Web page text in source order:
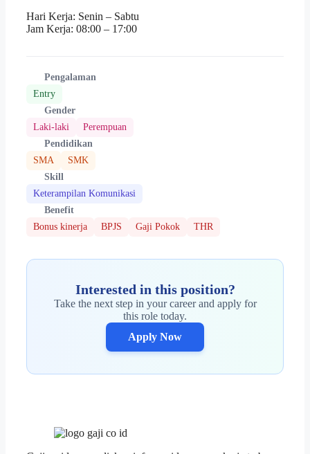
Hari Kerja: Senin – Sabtu
Jam Kerja: 08:00 – 17:00
Pengalaman
Entry
Gender
Laki-laki
Perempuan
Pendidikan
SMA
SMK
Skill
Keterampilan Komunikasi
Benefit
Bonus kinerja
BPJS Gaji Pokok THR
Interested in this position?
Take the next step in your career and apply for
this role today.
Apply Now